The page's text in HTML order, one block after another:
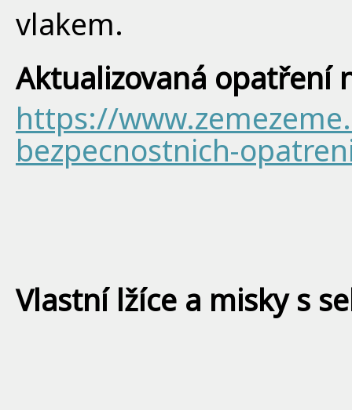
vlakem.
Aktualizovaná opatření
https://
bezpecnostnich-
Vlastní lžíce a misky s